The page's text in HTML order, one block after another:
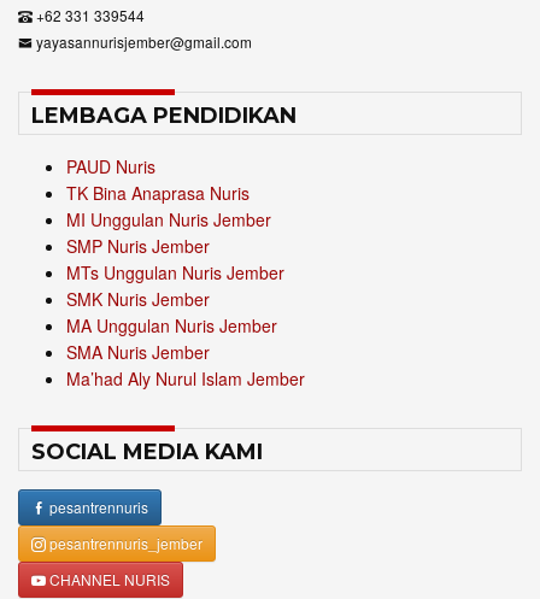
+62 331 339544
yayasannurisjember@gmail.com
LEMBAGA PENDIDIKAN
PAUD Nuris
TK Bina Anaprasa Nuris
MI Unggulan Nuris Jember
SMP Nuris Jember
MTs Unggulan Nuris Jember
SMK Nuris Jember
MA Unggulan Nuris Jember
SMA Nuris Jember
Ma’had Aly Nurul Islam Jember
SOCIAL MEDIA KAMI
pesantrennuris
pesantrennuris_jember
CHANNEL NURIS